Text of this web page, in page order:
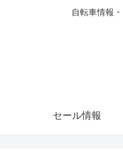
自転車情報
セール情報